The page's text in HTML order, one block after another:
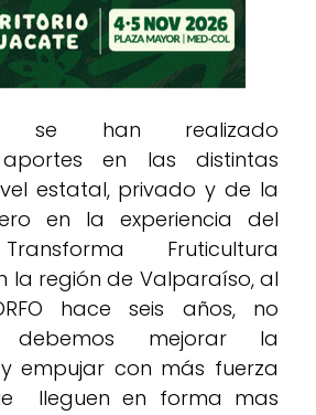
se han realizado
en las distintas
estatal, privado y de la
en la experiencia del
Fruticultura
la región de Valparaíso, al
hace seis años, no
mejorar la
empujar con más fuerza
lleguen en forma mas